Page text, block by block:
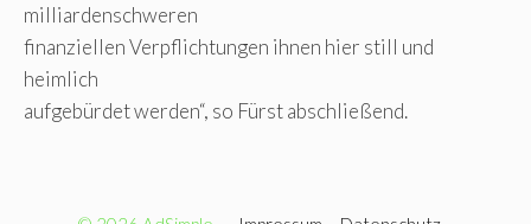
milliardenschweren
finanziellen Verpflichtungen ihnen hier still und
heimlich
aufgebürdet werden“, so Fürst abschließend.